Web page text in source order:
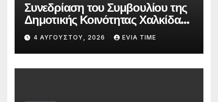
Συνεδρίαση του Συμβουλίου της
Δημοτικής Κοινότητας Χαλκίδας
την 5 Αυγούστου
4 ΑΥΓΟΎΣΤΟΥ, 2026 EVIA TIME